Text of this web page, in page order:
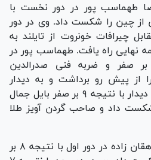
امیررضا طهماسب پور در دور نخست با
فان از چین را شکست داد. وی در دور
بر صفر مقابل چیرافات خونروت از تایلند به
نهایی راه یافت. طهماسب پور در
مرحله با نتیجه ۷ بر صفر و ضربه فنی صدرالدین
از پیش رو برداشت و به دیدار
فینال راه یافت. وی در این دیدار با نتیجه ۹ بر صفر بایل جمال
شکست داد و صاحب گردن آویز طلا
در وزن ۶۵ کیلوگرم حامد دهقان زاده در دور اول با نتیجه ۸ بر